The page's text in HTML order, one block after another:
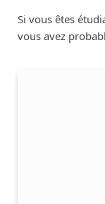
Si vous êtes
vous avez